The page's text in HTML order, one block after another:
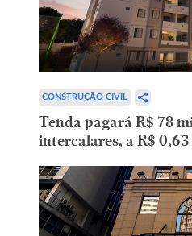
CONSTRUÇÃO CIVIL
Tenda pagará R$ 78
intercalares, a R$